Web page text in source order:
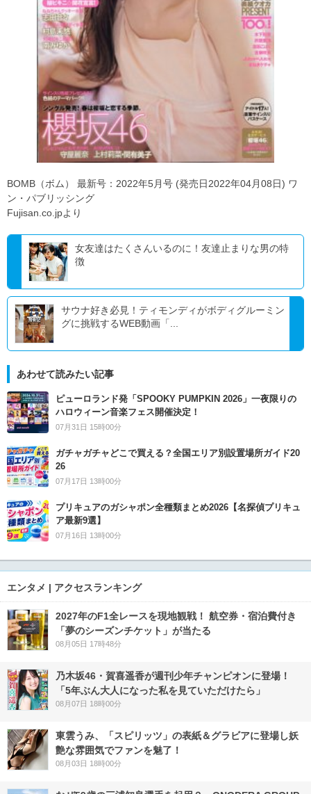
BOMB（ボム） 最新号：2022年5月号 (発売日2022年04月08日) ワ
ン・パブリッシング
Fujisan.co.jpより
女友達はたくさんいるのに！友達止まりな男の特
徴
サウナ好き必見！ティモンディがボディグルーミン
グに挑戦するWEB動画「...
あわせて読みたい記事
ピューロランド発「SPOOKY PUMPKIN 2026」一夜限りの
ハロウィーン音楽フェス開催決定！
07月31日 15時00分
ガチャガチャどこで買える？全国エリア別設置場所ガイド20
26
07月17日 13時00分
プリキュアのガシャポン全種類まとめ2026【名探偵プリキュ
ア最新9選】
07月16日 13時00分
エンタメ | アクセスランキング
2027年のF1全レースを現地観戦！ 航空券・宿泊費付き
「夢のシーズンチケット」が当たる
08月05日 17時48分
乃木坂46・賀喜遥香が週刊少年チャンピオンに登場！
「5年ぶん大人になった私を見ていただけたら」
08月07日 18時00分
東雲うみ、「スピリッツ」の表紙＆グラビアに登場し妖
艶な雰囲気でファンを魅了！
08月03日 18時00分